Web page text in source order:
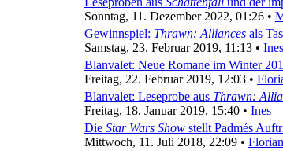
Sonntag, 11. Dezember 2022, 01:26 •
Gewinnspiel: Thrawn: Alliances als
Samstag, 23. Februar 2019, 11:13 • Ines
Blanvalet: Neue Romane im Winter
Freitag, 22. Februar 2019, 12:03 •
Blanvalet: Leseprobe aus Thrawn:
Freitag, 18. Januar 2019, 15:40 • Ines
Die Star Wars Show stellt Padmés
Mittwoch, 11. Juli 2018, 22:09 • Florian